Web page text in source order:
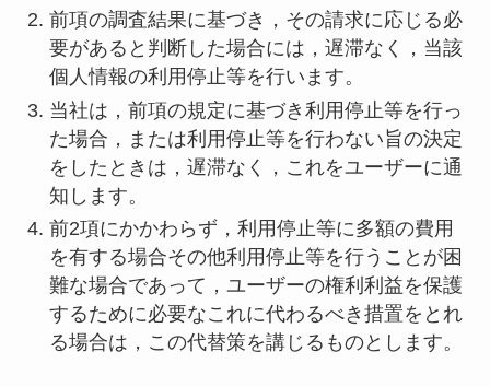
前項の調査結果に基づき，その請求に応じる必
要があると判断した場合には，遅滞なく，当該
個人情報の利用停止等を行います。
当社は，前項の規定に基づき利用停止等を行っ
た場合，または利用停止等を行わない旨の決定
をしたときは，遅滞なく，これをユーザーに通
知します。
前2項にかかわらず，利用停止等に多額の費用
を有する場合その他利用停止等を行うことが困
難な場合であって，ユーザーの権利利益を保護
するために必要なこれに代わるべき措置をとれ
る場合は，この代替策を講じるものとします。